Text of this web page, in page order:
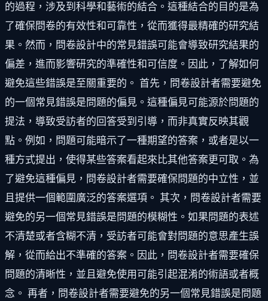
的過程，涉及到科學和藝術的結合。這種結合的目的是為
了確保問卷的有效性和可靠性，從而獲得最精確的研究結
果。然而，問卷設計中的常見錯誤可能會導致研究結果的
偏差，進而影響研究的準確性和可信度。因此，了解如何
避免這些錯誤是至關重要的。 首先，問卷設計者需要避免
的一個常見錯誤是問題的偏見。這種偏見可能源於問題的
提法，導致受訪者的回答受到引導，而非真實反映其觀
點。例如，問題可能暗示了一種期望的答案，或者是以一
種方式提出，使得某些答案看起來比其他答案更可取。為
了避免這種偏見，問卷設計者需要確保問題的中立性，並
且提供一個範圍廣泛的答案選項。 其次，問卷設計者需要
避免的另一個常見錯誤是問題的模糊性。如果問題的表述
不清楚或者含糊不清，受訪者可能會對問題的意思產生誤
解，從而給出不準確的答案。因此，問卷設計者需要確保
問題的清晰性，並且避免使用可能引起混淆的術語或者概
念。 再者，問卷設計者需要避免的另一個常見錯誤是問題